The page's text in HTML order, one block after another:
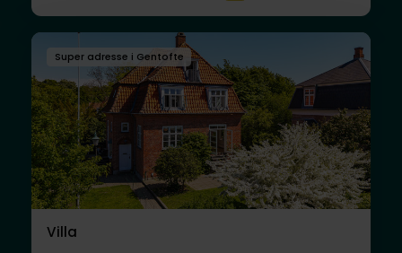
Super adresse i Gentofte
Villa